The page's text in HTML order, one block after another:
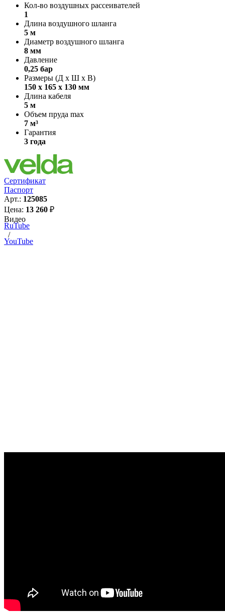
Кол-во воздушных рассеивателей
1
Длина воздушного шланга
5 м
Диаметр воздушного шланга
8 мм
Давление
0,25 бар
Размеры (Д х Ш х В)
150 х 165 х 130 мм
Длина кабеля
5 м
Объем пруда max
7 м³
Гарантия
3 года
Сертификат
Паспорт
Арт.: 125085
Цена: 13 260 ₽
Видео
RuTube
/
YouTube